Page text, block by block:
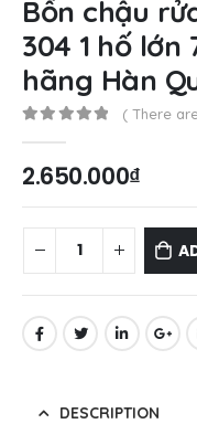
Bồn chậu
304 1 hố lớn
hãng Hàn
( There
2.650.000₫
DESCRIPTION